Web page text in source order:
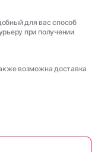
для вас способ
при получении
возможна доставка